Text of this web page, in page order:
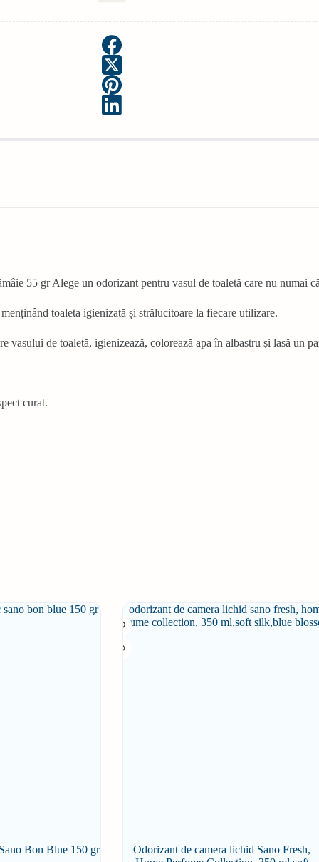
55 gr Alege un odorizant pentru vasul de toaletă care nu numai
toaleta igienizată și strălucitoare la fiecare utilizare.
de toaletă, igienizează, colorează apa în albastru și lasă un
curat.
Bon Blue 150 gr
Odorizant de camera lichid Sano Fresh,